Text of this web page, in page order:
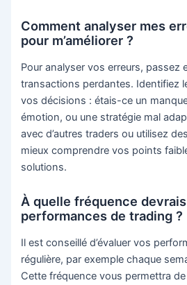
Comment analyser mes
pour m’améliorer ?
Pour analyser vos erreurs, passez
transactions perdantes. Identifiez
vos décisions : étais-ce un
émotion, ou une stratégie mal
avec d’autres traders ou utilisez
mieux comprendre vos points
solutions.
À quelle fréquence
performances de trading ?
Il est conseillé d’évaluer vos
régulière, par exemple chaque
Cette fréquence vous permettra